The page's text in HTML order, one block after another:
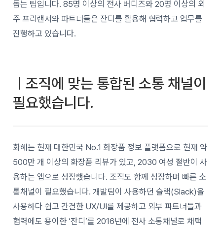
돕는 팀입니다. 85명 이상의 전사 버디즈와 20명 이상의 외
주 프리랜서와 파트너들은 잔디를 활용해 협력하고 업무를
진행하고 있습니다.
ㅣ조직에 맞는 통합된 소통 채널이
필요했습니다.
화해는 현재 대한민국 No.1 화장품 정보 플랫폼으로 현재 약
500만 개 이상의 화장품 리뷰가 있고, 2030 여성 절반이 사
용하는 앱으로 성장했습니다. 조직도 함께 성장하며 빠른 소
통채널이 필요했습니다. 개발팀이 사용하던 슬랙(Slack)을
사용하다 쉽고 간결한 UX/UI를 제공하고 외부 파트너들과
협력에도 용이한 ‘잔디’를 2016년에 전사 소통채널로 채택